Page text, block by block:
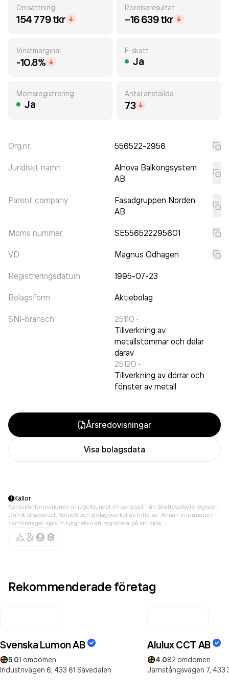
Omsättning
154 779 tkr
Rörelseresultat
−16 639 tkr
Vinstmarginal
-10.8%
F-skatt
Ja
Momsregistrering
Ja
Antal anställda
73
Org.nr. 556522-2956
Juridiskt namn
Alnova Balkongsystem
AB
Parent company
Fasadgruppen Norden
AB
Moms nummer SE556522295601
VD Magnus Odhagen
Registreringsdatum 1995-07-23
Bolagsform Aktiebolag
SNI-bransch 25110 ·
Tillverkning av
metallstommar och delar
därav
25120 ·
Tillverkning av dörrar och
fönster av metall
Årsredovisningar
Visa bolagsdata
Källor
Kontaktinformationen är regelbundet importerad från Skatteverkets register,
Dun & Bradstreet, Value8 och Bolagsverket av hitta.se. Annan information
har företaget själv möjligheten att registrera på sin sida.
Rekommenderade företag
Svenska Lumon AB
5.01 omdömen
Industrivägen 6, 433 61 Sävedalen
Alulux CCT AB
4.082 omdömen
Järnstångsvägen 7, 433